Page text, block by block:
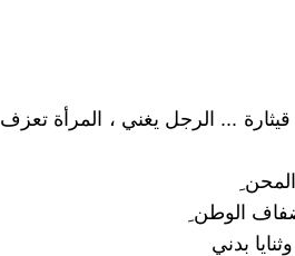
... الرجل يغني ، المرأة تعزف
الوطن
بدني